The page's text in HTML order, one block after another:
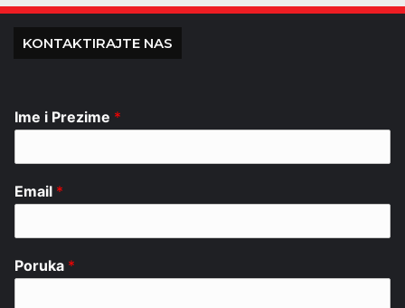
KONTAKTIRAJTE NAS
Ime i Prezime *
Email *
Poruka *